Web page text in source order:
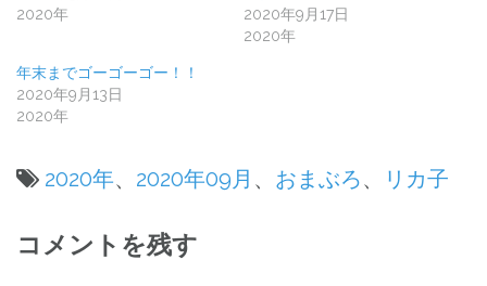
2020年
2020年9月17日
2020年
年末までゴーゴーゴー！！
2020年9月13日
2020年
2020年、 2020年09月 、 おまぶろ、 リカ子
稿
コメントを残す